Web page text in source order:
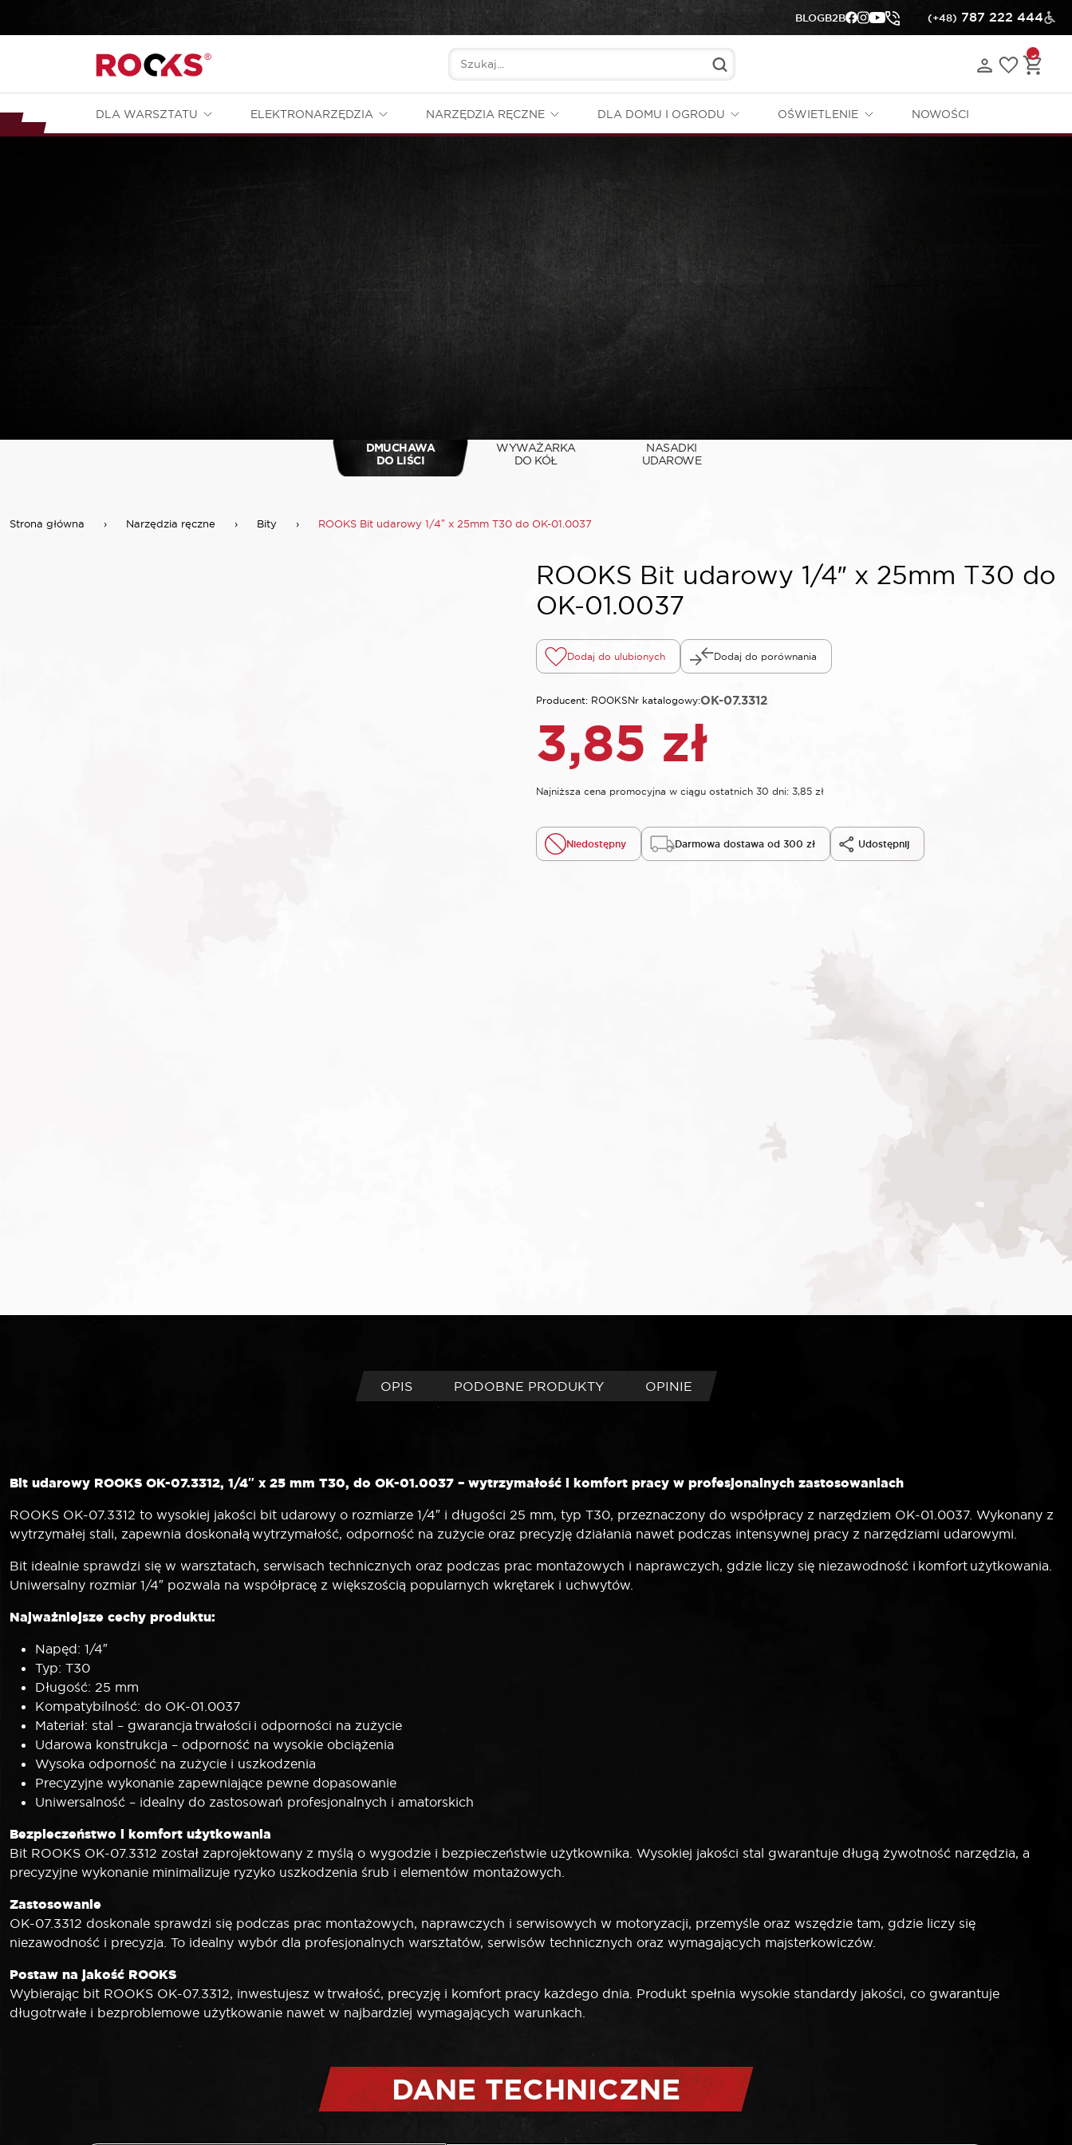
BLOGB2B (+48) 787 222 444
DLA WARSZTATU ELEKTRONARZĘDZIA NARZĘDZIA RĘCZNE DLA DOMU I OGRODU OŚWIETLENIE NOWOŚCI
DMUCHAWA
DO LIŚCI
WYWAŻARKA
DO KÓŁ
NASADKI
UDAROWE
Strona główna › Narzędzia ręczne › Bity › ROOKS Bit udarowy 1/4″ x 25mm T30 do OK-01.0037
ROOKS Bit udarowy 1/4″ x 25mm T30 do
OK-01.0037
Dodaj do ulubionych Dodaj do porównania
Producent: ROOKSNr katalogowy:OK-07.3312
3,85 zł
Najniższa cena promocyjna w ciągu ostatnich 30 dni: 3,85 zł
Niedostępny Darmowa dostawa od 300 zł Udostępnij
OPIS PODOBNE PRODUKTY OPINIE
Bit udarowy ROOKS OK-07.3312, 1/4″ x 25 mm T30, do OK-01.0037 – wytrzymałość i komfort pracy w profesjonalnych zastosowaniach
ROOKS OK-07.3312 to wysokiej jakości bit udarowy o rozmiarze 1/4″ i długości 25 mm, typ T30, przeznaczony do współpracy z narzędziem OK-01.0037. Wykonany z
wytrzymałej stali, zapewnia doskonałą wytrzymałość, odporność na zużycie oraz precyzję działania nawet podczas intensywnej pracy z narzędziami udarowymi.
Bit idealnie sprawdzi się w warsztatach, serwisach technicznych oraz podczas prac montażowych i naprawczych, gdzie liczy się niezawodność i komfort użytkowania.
Uniwersalny rozmiar 1/4″ pozwala na współpracę z większością popularnych wkrętarek i uchwytów.
Najważniejsze cechy produktu:
Napęd: 1/4″
Typ: T30
Długość: 25 mm
Kompatybilność: do OK-01.0037
Materiał: stal – gwarancja trwałości i odporności na zużycie
Udarowa konstrukcja – odporność na wysokie obciążenia
Wysoka odporność na zużycie i uszkodzenia
Precyzyjne wykonanie zapewniające pewne dopasowanie
Uniwersalność – idealny do zastosowań profesjonalnych i amatorskich
Bezpieczeństwo i komfort użytkowania
Bit ROOKS OK-07.3312 został zaprojektowany z myślą o wygodzie i bezpieczeństwie użytkownika. Wysokiej jakości stal gwarantuje długą żywotność narzędzia, a
precyzyjne wykonanie minimalizuje ryzyko uszkodzenia śrub i elementów montażowych.
Zastosowanie
OK-07.3312 doskonale sprawdzi się podczas prac montażowych, naprawczych i serwisowych w motoryzacji, przemyśle oraz wszędzie tam, gdzie liczy się
niezawodność i precyzja. To idealny wybór dla profesjonalnych warsztatów, serwisów technicznych oraz wymagających majsterkowiczów.
Postaw na jakość ROOKS
Wybierając bit ROOKS OK-07.3312, inwestujesz w trwałość, precyzję i komfort pracy każdego dnia. Produkt spełnia wysokie standardy jakości, co gwarantuje
długotrwałe i bezproblemowe użytkowanie nawet w najbardziej wymagających warunkach.
DANE TECHNICZNE